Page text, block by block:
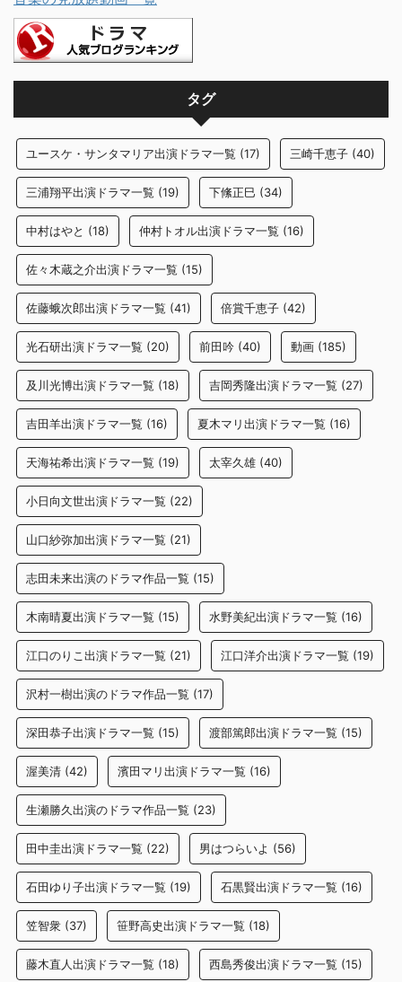
タグ
ユースケ・サンタマリア出演ドラマ一覧 (17) 三崎千恵子 (40)
三浦翔平出演ドラマ一覧 (19) 下絛正巳 (34)
中村はやと (18) 仲村トオル出演ドラマ一覧 (16)
佐々木蔵之介出演ドラマ一覧 (15)
佐藤蛾次郎出演ドラマ一覧 (41) 倍賞千恵子 (42)
光石研出演ドラマ一覧 (20) 前田吟 (40) 動画 (185)
及川光博出演ドラマ一覧 (18) 吉岡秀隆出演ドラマ一覧 (27)
吉田羊出演ドラマ一覧 (16) 夏木マリ出演ドラマ一覧 (16)
天海祐希出演ドラマ一覧 (19) 太宰久雄 (40)
小日向文世出演ドラマ一覧 (22)
山口紗弥加出演ドラマ一覧 (21)
志田未来出演のドラマ作品一覧 (15)
木南晴夏出演ドラマ一覧 (15) 水野美紀出演ドラマ一覧 (16)
江口のりこ出演ドラマ一覧 (21) 江口洋介出演ドラマ一覧 (19)
沢村一樹出演のドラマ作品一覧 (17)
深田恭子出演ドラマ一覧 (15) 渡部篤郎出演ドラマ一覧 (15)
渥美清 (42) 濱田マリ出演ドラマ一覧 (16)
生瀬勝久出演のドラマ作品一覧 (23)
田中圭出演ドラマ一覧 (22) 男はつらいよ (56)
石田ゆり子出演ドラマ一覧 (19) 石黒賢出演ドラマ一覧 (16)
笠智衆 (37) 笹野高史出演ドラマ一覧 (18)
藤木直人出演ドラマ一覧 (18) 西島秀俊出演ドラマ一覧 (15)